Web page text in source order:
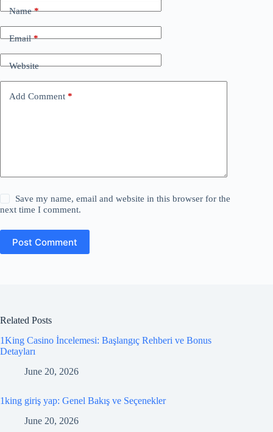
Name*
Email*
Website
Add Comment *
Save my name, email and website in this browser for the
next time I comment.
Post Comment
Related Posts
1King Casino İncelemesi: Başlangıç Rehberi ve Bonus
Detayları
June 20, 2026
1king giriş yap: Genel Bakış ve Seçenekler
June 20, 2026